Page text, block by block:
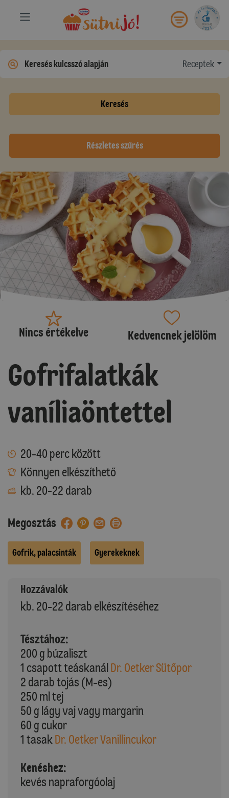
Receptek
Keresés
Részletes szűrés
Nincs értékelve Kedvencnek jelölöm
Gofrifalatkák
vaníliaöntettel
20-40 perc között
Könnyen elkészíthető
kb. 20-22 darab
Megosztás
Gofrik, palacsinták Gyerekeknek
Hozzávalók
kb. 20-22 darab elkészítéséhez
Tésztához:
200 g búzaliszt
1 csapott teáskanálDr. Oetker Sütőpor
2 darab tojás (M-es)
250 ml tej
50 g lágy vaj vagy margarin
60 g cukor
1 tasak Dr. Oetker Vanillincukor
Kenéshez:
kevés napraforgóolaj